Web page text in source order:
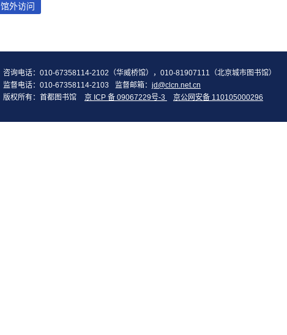
馆外访问
咨询电话：010-67358114-2102（华威桥馆），010-81907111（北京城市图书馆）
监督电话：010-67358114-2103
监督邮箱： jd@clcn.net.cn
版权所有：首都图书馆
京 ICP 备 09067229号-3 京公网安备 110105000296